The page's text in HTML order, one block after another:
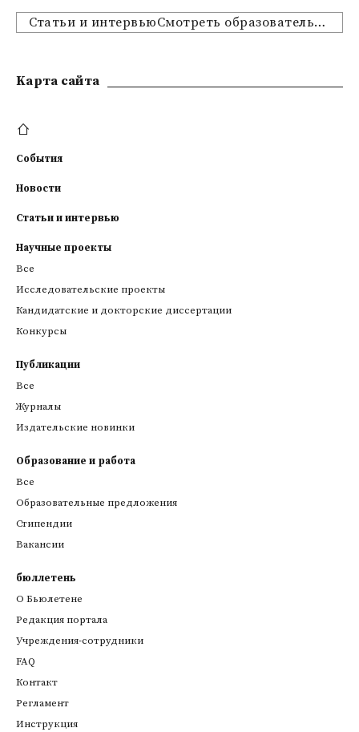
Статьи и интервьюСмотреть образовательные предложения
Kарта сайта
События
Новости
Статьи и интервью
Научные проекты
Все
Исследовательские проекты
Кандидатские и докторские диссертации
Конкурсы
Публикации
Все
Журналы
Издательские новинки
Образование и работа
Все
Образовательные предложения
Стипендии
Вакансии
бюллетень
О Бьюлетене
Редакция портала
Учреждения-сотрудники
FAQ
Контакт
Регламент
Инструкция